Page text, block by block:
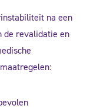
na een
de revalidatie en